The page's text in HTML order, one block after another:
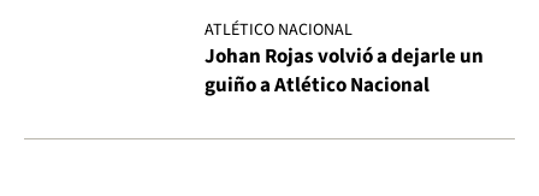
ATLÉTICO NACIONAL
Johan Rojas volvió a dejarle un
guiño a Atlético Nacional